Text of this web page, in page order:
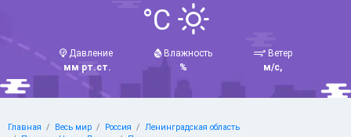
°C
Давление
мм рт.ст.
Влажность
%
Ветер
м/с,
Главная Весь мир Россия
Ленинградская область